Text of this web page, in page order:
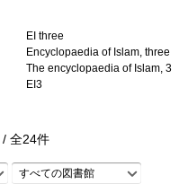
EI three
Encyclopaedia of Islam, three
The encyclopaedia of Islam, 3
EI3
/ 全24件
すべての図書館